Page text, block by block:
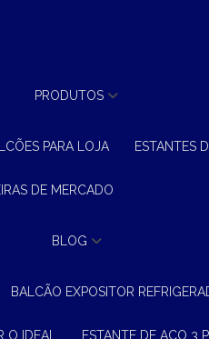
PRODUTOS
PARA LOJA ESTANTES
DE MERCADO
BLOG
BALCÃO EXPOSITOR
O IDEAL ESTANTE DE AÇO 3